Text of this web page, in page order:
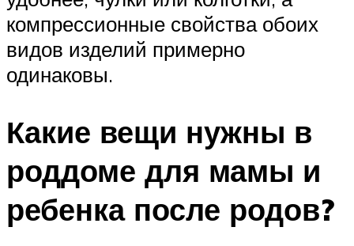
компрессионные свойства обоих
видов изделий примерно
одинаковы.
Какие вещи нужны в
роддоме для мамы и
ребенка после родов?